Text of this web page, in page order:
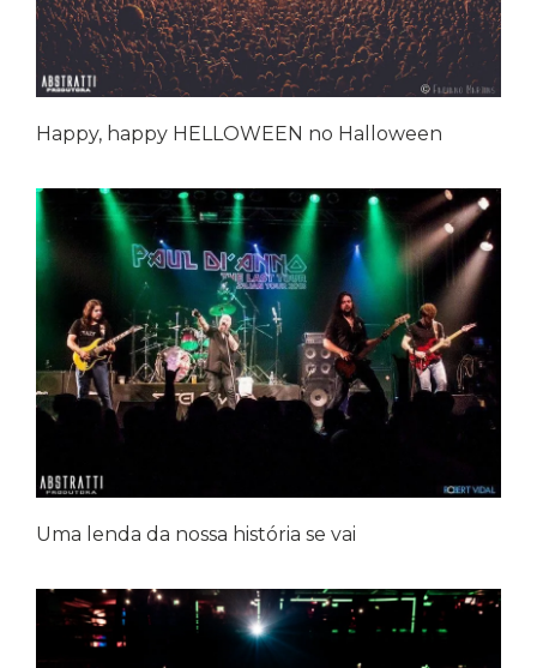
Happy, happy HELLOWEEN no Halloween
Uma lenda da nossa história se vai